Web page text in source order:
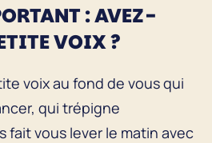
: AVEZ-
VOIX ?
voix au fond de vous qui
qui trépigne
fait vous lever le matin avec